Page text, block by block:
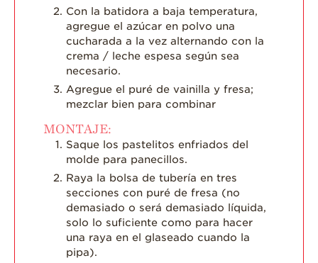
Con la batidora a baja temperatura,
agregue el azúcar en polvo una
cucharada a la vez alternando con la
crema / leche espesa según sea
necesario.
Agregue el puré de vainilla y fresa;
mezclar bien para combinar
MONTAJE:
Saque los pastelitos enfriados del
molde para panecillos.
Raya la bolsa de tubería en tres
secciones con puré de fresa (no
demasiado o será demasiado líquida,
solo lo suficiente como para hacer
una raya en el glaseado cuando la
pipa).